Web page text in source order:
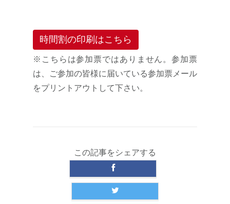
時間割の印刷はこちら
※こちらは参加票ではありません。参加票
は、ご参加の皆様に届いている参加票メール
をプリントアウトして下さい。
この記事をシェアする